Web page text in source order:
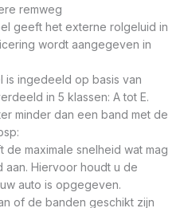
remweg
geeft het externe rolgeluid in
wordt aangegeven in
is ingedeeld op basis van
in 5 klassen: A tot E.
minder dan een band met de
maximale snelheid wat mag
Hiervoor houdt u de
auto is opgegeven.
of de banden geschikt zijn